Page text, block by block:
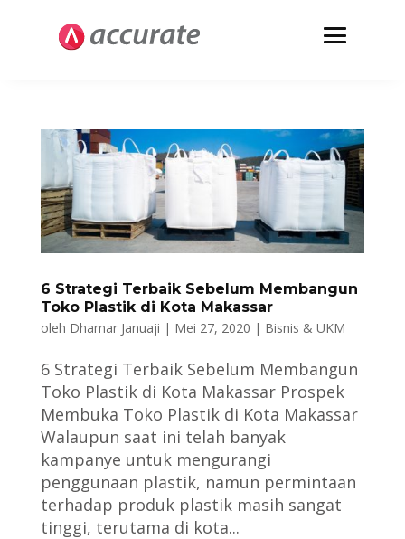
6 Strategi Terbaik Sebelum Membangun
Toko Plastik di Kota Makassar
oleh Dhamar Januaji | Mei 27, 2020 | Bisnis & UKM
6 Strategi Terbaik Sebelum Membangun
Toko Plastik di Kota Makassar Prospek
Membuka Toko Plastik di Kota Makassar
Walaupun saat ini telah banyak
kampanye untuk mengurangi
penggunaan plastik, namun permintaan
terhadap produk plastik masih sangat
tinggi, terutama di kota...